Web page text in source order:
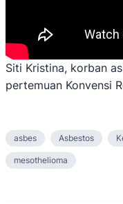
Siti Kristina, korban
pertemuan Konvensi
asbes Asbestos
mesothelioma